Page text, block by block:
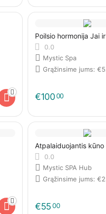
Poilsio hormonija Jai
0.0
Mystic Spa
Grąžinsime jums: €
€10000
Atpalaiduojantis kūno
0.0
Mystic SPA Hub
Grąžinsime jums: €
€5500